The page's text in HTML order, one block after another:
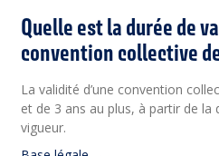
Quelle est la durée de
convention collective
La validité d’une convention
et de 3 ans au plus, à partir de la
vigueur.